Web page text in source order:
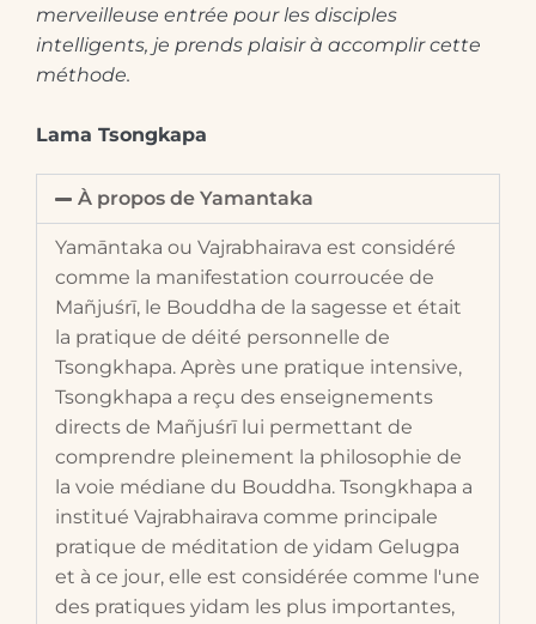
merveilleuse entrée pour les disciples
intelligents, je prends plaisir à accomplir cette
méthode.
Lama Tsongkapa
À propos de Yamantaka
Yamāntaka ou Vajrabhairava est considéré
comme la manifestation courroucée de
Mañjuśrī, le Bouddha de la sagesse et était
la pratique de déité personnelle de
Tsongkhapa. Après une pratique intensive,
Tsongkhapa a reçu des enseignements
directs de Mañjuśrī lui permettant de
comprendre pleinement la philosophie de
la voie médiane du Bouddha. Tsongkhapa a
institué Vajrabhairava comme principale
pratique de méditation de yidam Gelugpa
et à ce jour, elle est considérée comme l'une
des pratiques yidam les plus importantes,